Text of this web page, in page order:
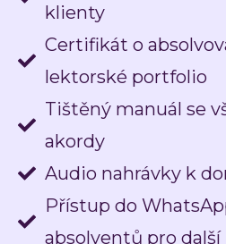
klienty
Certifikát o
lektorské portfolio
Tištěný manuál se
akordy
Audio nahrávky k
Přístup do
absolventů pro